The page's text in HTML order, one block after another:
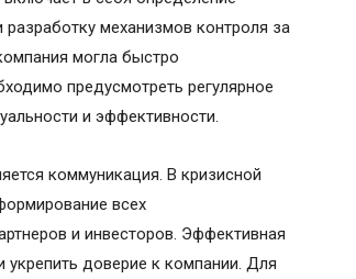
механизмов контроля за
могла быстро
предусмотреть регулярное
и эффективности.
коммуникация. В кризисной
всех
и инвесторов. Эффективная
укрепить доверие к компании. Для